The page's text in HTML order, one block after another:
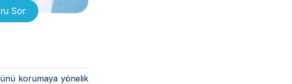
Sor
korumaya yönelik